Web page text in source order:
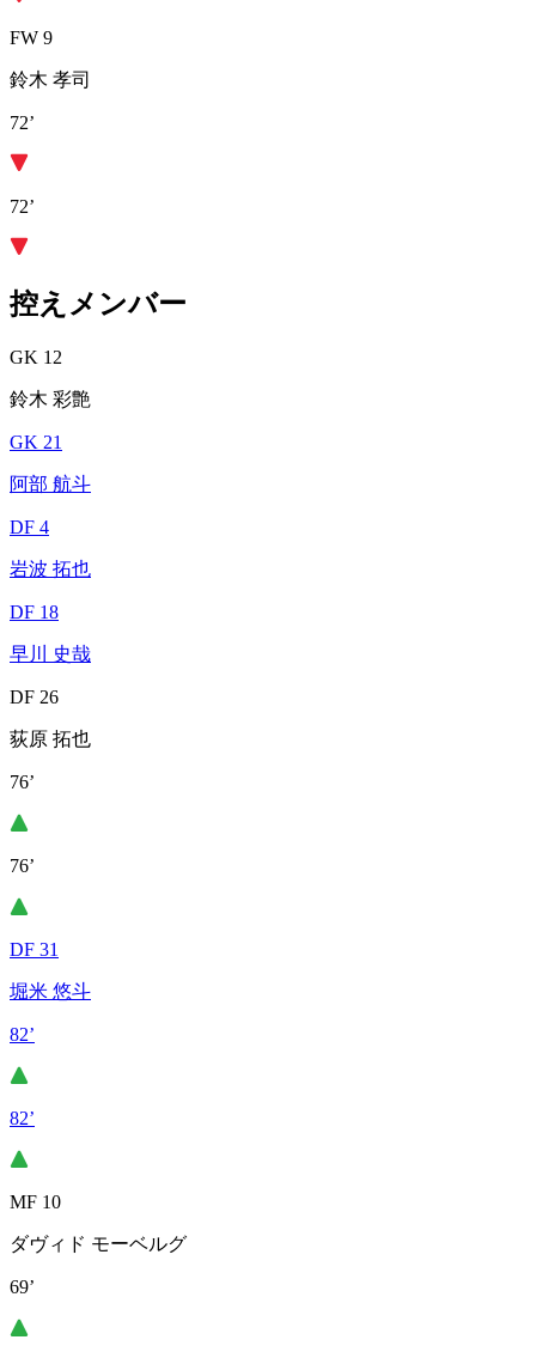
FW 9
鈴木 孝司
72’
72’
控えメンバー
GK 12
鈴木 彩艶
GK 21
阿部 航斗
DF 4
岩波 拓也
DF 18
早川 史哉
DF 26
荻原 拓也
76’
76’
DF 31
堀米 悠斗
82’
82’
MF 10
ダヴィド モーベルグ
69’